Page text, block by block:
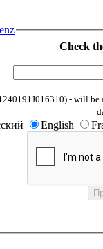
Check
- will
English